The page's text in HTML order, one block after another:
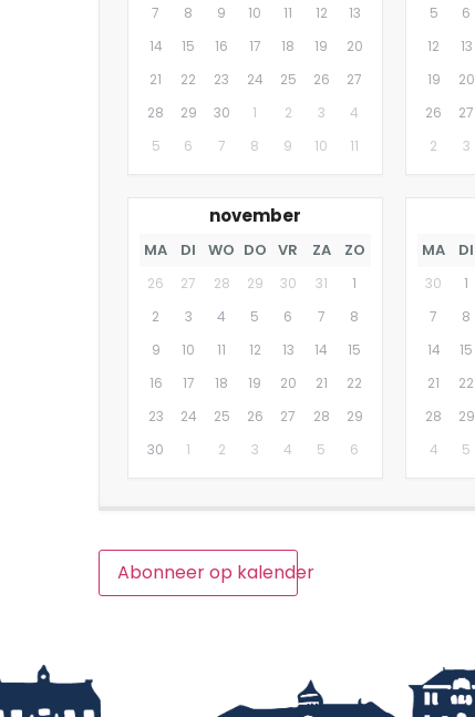
7
8 9 10 11 12
13
14
15 16 17 18 19
20
21
22 23 24 25 26
27
28
29 30 1 2 3
4
5
6 7 8 9 10 11
5
6
12
13
19
20
26
27
2
3
november
MA DI WO DO VR ZA ZO
26 27 28 29 30 31
1
2
3 4 5 6 7
8
9
10 11 12 13 14
15
16
17 18 19 20 21
22
23
24 25 26 27 28
29
30
1 2 3 4 5 6
MA DI
30 1
7
8
14
15
21
22
28
29
4
5
Abonneer op kalender